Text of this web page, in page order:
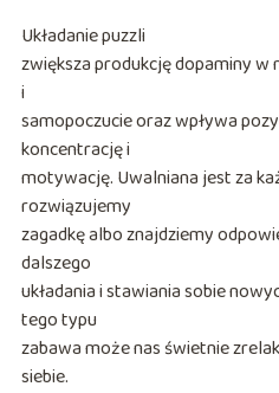
Układanie puzzli
zwiększa produkcję dopaminy
i
samopoczucie oraz wpływa
koncentrację i
motywację. Uwalniana jest za
rozwiązujemy
zagadkę albo znajdziemy
dalszego
układania i stawiania sobie
tego typu
zabawa może nas świetnie
siebie.